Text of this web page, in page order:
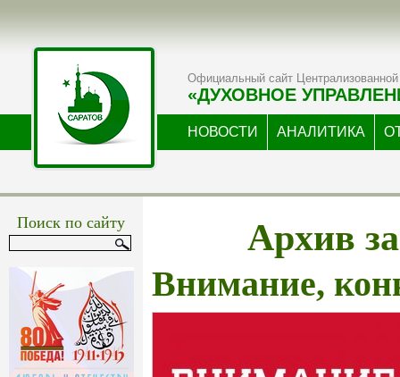
Официальный сайт Централизованной
«ДУХОВНОЕ
НОВОСТИ АНАЛИТИКА
Поиск по сайту Архив
Внимание,